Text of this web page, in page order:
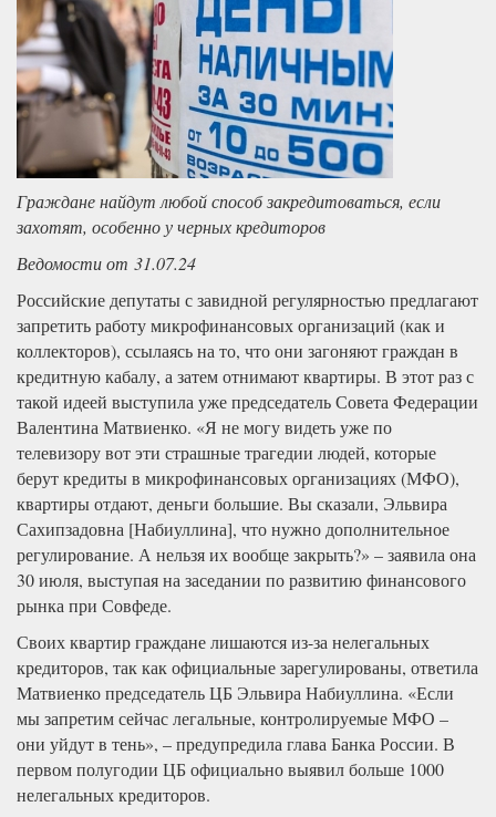
Граждане найдут любой способ закредитоваться, если
захотят, особенно у черных кредиторов
Ведомости от 31.07.24
Российские депутаты с завидной регулярностью предлагают
запретить работу микрофинансовых организаций (как и
коллекторов), ссылаясь на то, что они загоняют граждан в
кредитную кабалу, а затем отнимают квартиры. В этот раз с
такой идеей выступила уже председатель Совета Федерации
Валентина Матвиенко. «Я не могу видеть уже по
телевизору вот эти страшные трагедии людей, которые
берут кредиты в микрофинансовых организациях (МФО),
квартиры отдают, деньги большие. Вы сказали, Эльвира
Сахипзадовна [Набиуллина], что нужно дополнительное
регулирование. А нельзя их вообще закрыть?» – заявила она
30 июля, выступая на заседании по развитию финансового
рынка при Совфеде.
Своих квартир граждане лишаются из-за нелегальных
кредиторов, так как официальные зарегулированы, ответила
Матвиенко председатель ЦБ Эльвира Набиуллина. «Если
мы запретим сейчас легальные, контролируемые МФО –
они уйдут в тень», – предупредила глава Банка России. В
первом полугодии ЦБ официально выявил больше 1000
нелегальных кредиторов.